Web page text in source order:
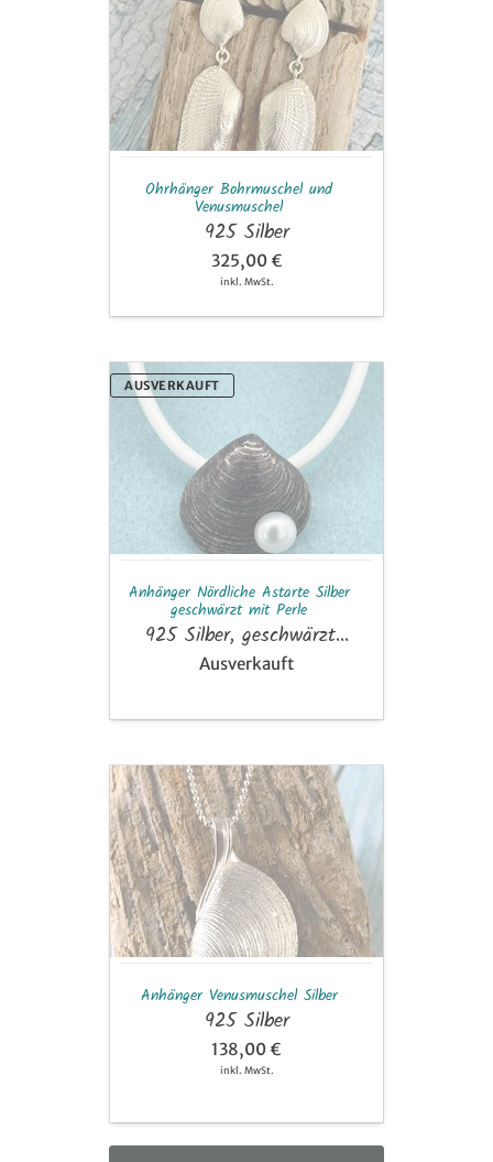
und
Venusmuschel
Ohrhänger Bohrmuschel und
Venusmuschel
925 Silber
325,00 €
inkl. MwSt.
Anhänger
Nördliche
Astarte
Silber
geschwärzt
Perle
AUSVERKAUFT
Anhänger Nördliche Astarte Silber
geschwärzt mit Perle
925 Silber, geschwärzt...
Ausverkauft
Anhänger
Venusmuschel
Silber
Anhänger Venusmuschel Silber
925 Silber
138,00 €
inkl. MwSt.